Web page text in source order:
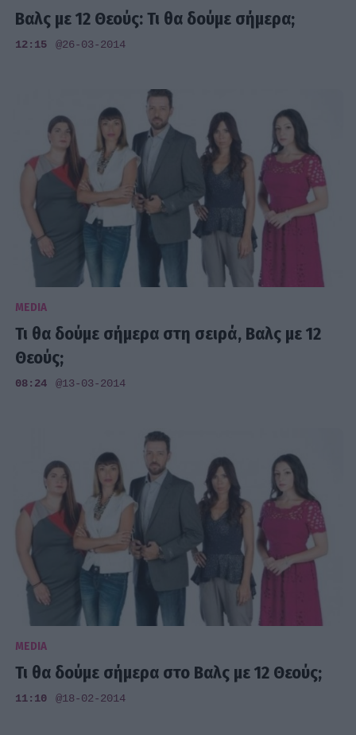
Βαλς με 12 Θεούς: Τι θα δούμε σήμερα;
12:15 @26-03-2014
MEDIA
Τι θα δούμε σήμερα στη σειρά, Βαλς με 12
Θεούς;
08:24 @13-03-2014
MEDIA
Τι θα δούμε σήμερα στο Βαλς με 12 Θεούς;
11:10 @18-02-2014